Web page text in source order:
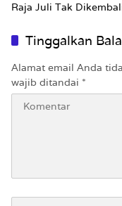
Raja Juli Tak
Tinggalkan
Alamat email Anda
wajib ditandai *